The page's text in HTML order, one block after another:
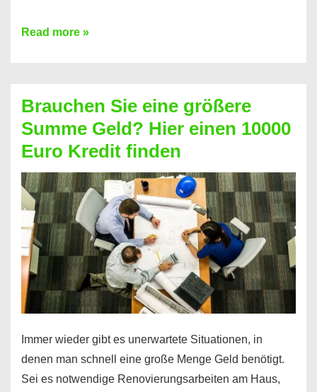
Günstiges
Geht
das
überhaupt?
Na
klar!
Read more »
Brauchen Sie eine größere
Summe Geld? Hier einen 10000
Euro Kredit finden
Immer wieder gibt es unerwartete Situationen, in
denen man schnell eine große Menge Geld benötigt.
Sei es notwendige Renovierungsarbeiten am Haus,